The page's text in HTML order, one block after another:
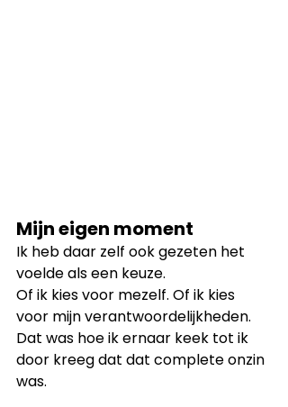
Mijn eigen moment
Ik heb daar zelf ook gezeten het
voelde als een keuze.
Of ik kies voor mezelf. Of ik kies
voor mijn verantwoordelijkheden.
Dat was hoe ik ernaar keek tot ik
door kreeg dat dat complete onzin
was.